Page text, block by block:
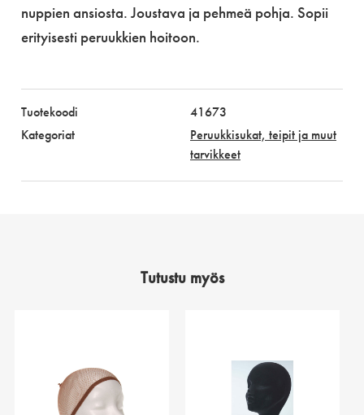
nuppien ansiosta. Joustava ja pehmeä pohja. Sopii
erityisesti peruukkien hoitoon.
Tuotekoodi
41673
Kategoriat
Peruukkisukat, teipit ja muut
tarvikkeet
Tutustu myös